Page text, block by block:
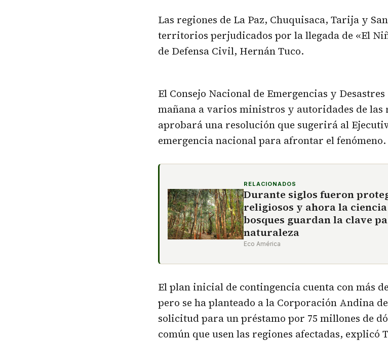
Las regiones de La Paz, Chuquisaca, Tarija y
territorios perjudicados por la llegada de «El
de Defensa Civil, Hernán Tuco.
El Consejo Nacional de Emergencias y
mañana a varios ministros y autoridades de las
aprobará una resolución que sugerirá al
emergencia nacional para afrontar el fenómeno.
RELACIONADOS
Durante siglos fueron
religiosos y ahora la
bosques guardan la clave
naturaleza
Eco América
El plan inicial de contingencia cuenta con más
pero se ha planteado a la Corporación Andina
solicitud para un préstamo por 75 millones de
común que usen las regiones afectadas, explicó